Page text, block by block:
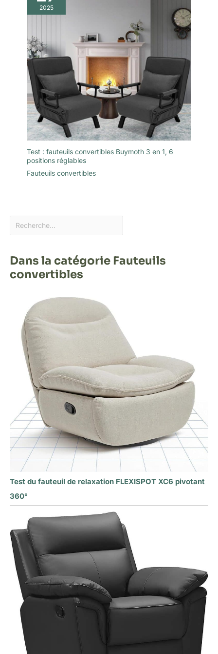
2025
Test : fauteuils convertibles Buymoth 3 en 1, 6
positions réglables
Fauteuils convertibles
Dans la catégorie Fauteuils
convertibles
Test du fauteuil de relaxation FLEXISPOT XC6 pivotant
360°